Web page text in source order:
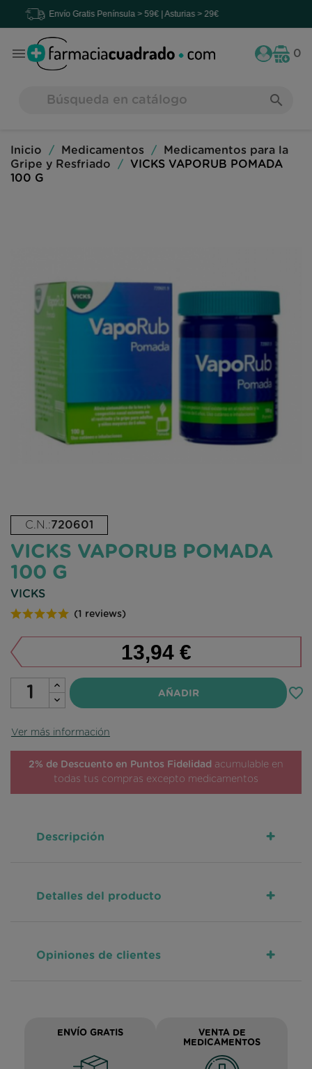
Envío GratisPenínsula > 59€ | Asturias > 29€
 0
search
Inicio Medicamentos
Medicamentos para la
Gripe y Resfriado
VICKS VAPORUB POMADA
100 G
C.N.:720601
VICKS VAPORUB POMADA
100 G
VICKS
(1 reviews)
13,94 €
AÑADIR favorite_border
Ver más información
2% de Descuento en Puntos Fidelidad acumulable en
todas tus compras excepto medicamentos
Descripción +
Detalles del producto +
Opiniones de clientes +
ENVÍO GRATIS
VENTA DE
MEDICAMENTOS